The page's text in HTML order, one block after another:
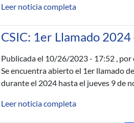
Leer noticia completa
CSIC: 1er Llamado
Publicada el 10/26/2023 - 17:52 , por
Se encuentra abierto el 1er llamado
durante el 2024 hasta el jueves 9 de
Leer noticia completa